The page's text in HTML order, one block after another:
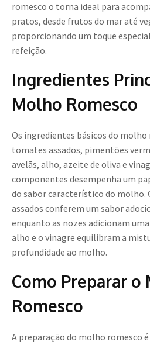
romesco o torna ideal para
pratos, desde frutos do mar até
proporcionando um toque
refeição.
Ingredientes
Molho Romesco
Os ingredientes básicos do
tomates assados, pimentões
avelãs, alho, azeite de oliva e
componentes desempenha um
do sabor característico do molho.
assados conferem um sabor
enquanto as nozes adicionam
alho e o vinagre equilibram a
profundidade ao molho.
Como Preparar o
Romesco
A preparação do molho romesco